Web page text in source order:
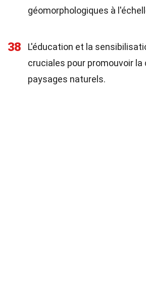
géomorphologiques à
38
L'éducation et la
cruciales pour promouvoir
paysages naturels.